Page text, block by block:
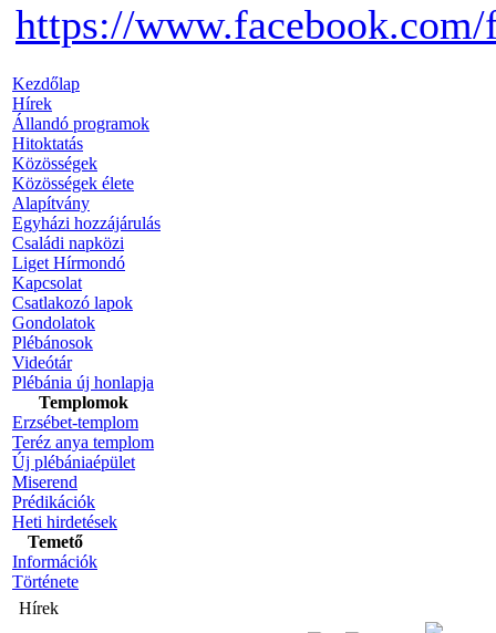
https://www.facebook.com/
Kezdőlap
Hírek
Állandó programok
Hitoktatás
Közösségek
Közösségek élete
Alapítvány
Egyházi hozzájárulás
Családi napközi
Liget Hírmondó
Kapcsolat
Csatlakozó lapok
Gondolatok
Plébánosok
Videótár
Plébánia új honlapja
Templomok
Erzsébet-templom
Teréz anya templom
Új plébániaépület
Miserend
Prédikációk
Heti hirdetések
Temető
Információk
Története
Hírek